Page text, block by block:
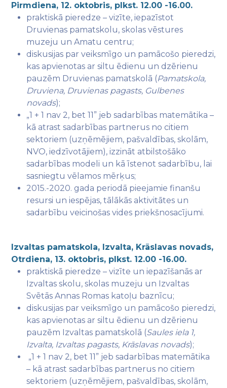
Pirmdiena, 12. oktobris, plkst. 12.00 -16.00.
praktiskā pieredze – vizīte, iepazīstot
Druvienas pamatskolu, skolas vēstures
muzeju un Amatu centru;
diskusijas par veiksmīgo un pamācošo pieredzi,
kas apvienotas ar siltu ēdienu un dzērienu
pauzēm Druvienas pamatskolā (Pamatskola,
Druviena, Druvienas pagasts, Gulbenes
novads);
„1 + 1 nav 2, bet 11” jeb sadarbības matemātika –
kā atrast sadarbības partnerus no citiem
sektoriem (uzņēmējiem, pašvaldības, skolām,
NVO, iedzīvotājiem), izzināt atbilstošāko
sadarbības modeli un kā īstenot sadarbību, lai
sasniegtu vēlamos mērķus;
2015.-2020. gada periodā pieejamie finanšu
resursi un iespējas, tālākās aktivitātes un
sadarbību veicinošas vides priekšnosacījumi.
Izvaltas pamatskola, Izvalta, Krāslavas novads,
Otrdiena, 13. oktobris, plkst. 12.00 -16.00.
praktiskā pieredze – vizīte un iepazīšanās ar
Izvaltas skolu, skolas muzeju un Izvaltas
Svētās Annas Romas katoļu baznīcu;
diskusijas par veiksmīgo un pamācošo pieredzi,
kas apvienotas ar siltu ēdienu un dzērienu
pauzēm Izvaltas pamatskolā (Saules iela 1,
Izvalta, Izvaltas pagasts, Krāslavas novads);
„1 + 1 nav 2, bet 11” jeb sadarbības matemātika
– kā atrast sadarbības partnerus no citiem
sektoriem (uzņēmējiem, pašvaldības, skolām,